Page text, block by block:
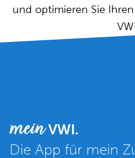
und optimieren Sie
meinVWI.
Die App für mein